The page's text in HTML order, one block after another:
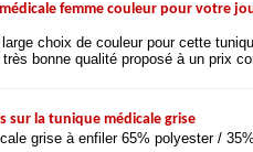
femme couleur pour votre
choix de couleur pour cette
très bonne qualité proposé à un prix
sur la tunique médicale grise
grise à enfiler 65% polyester /